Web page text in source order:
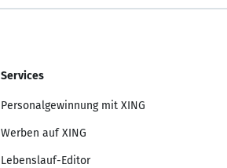
Services
Personalgewinnung mit XING
Werben auf XING
Lebenslauf-Editor